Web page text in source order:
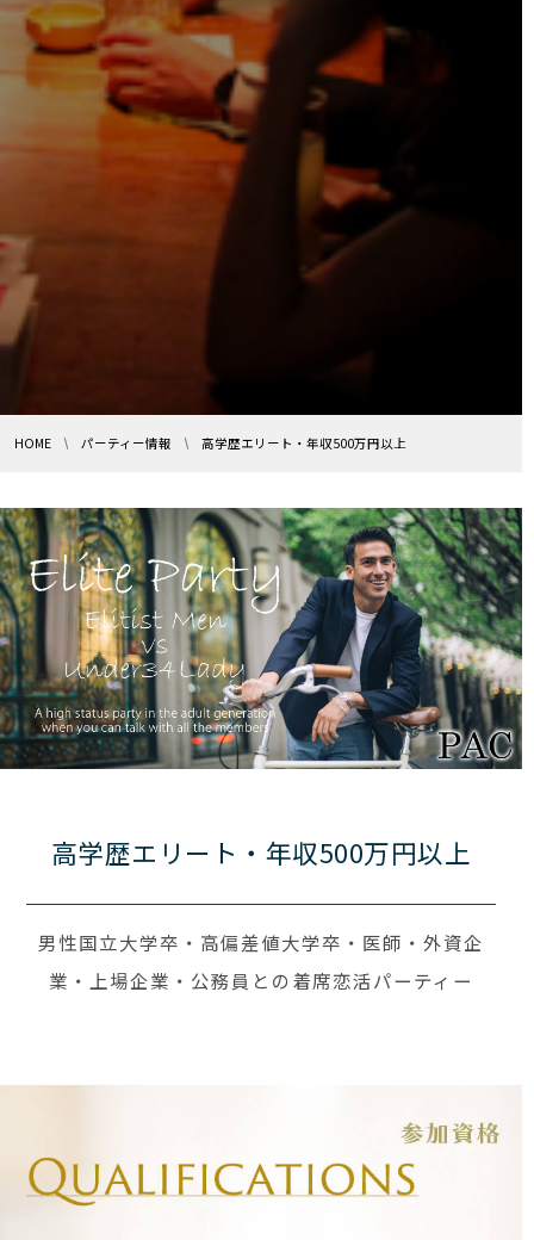
HOME パーティー情報 高学歴エリート・年収500万円以上
高学歴エリート・年収500万円以上
男性国立大学卒・高偏差値大学卒・医師・外資企
業・上場企業・公務員との着席恋活パーティー